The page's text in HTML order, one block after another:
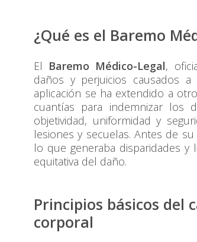
¿Qué es el Baremo
El Baremo Médico-Legal,
daños y perjuicios causados
aplicación se ha extendido a
cuantías para indemnizar los
objetividad, uniformidad y
lesiones y secuelas. Antes de
lo que generaba disparidades y
equitativa del daño.
Principios básicos del
corporal